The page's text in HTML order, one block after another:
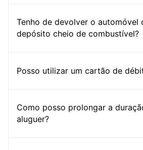
Tenho de devolver o automóvel
depósito cheio de combustível?
Posso utilizar um cartão de
Como posso prolongar a
aluguer?